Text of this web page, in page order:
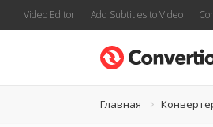
Video Editor Add Subtitles to Video
Главная